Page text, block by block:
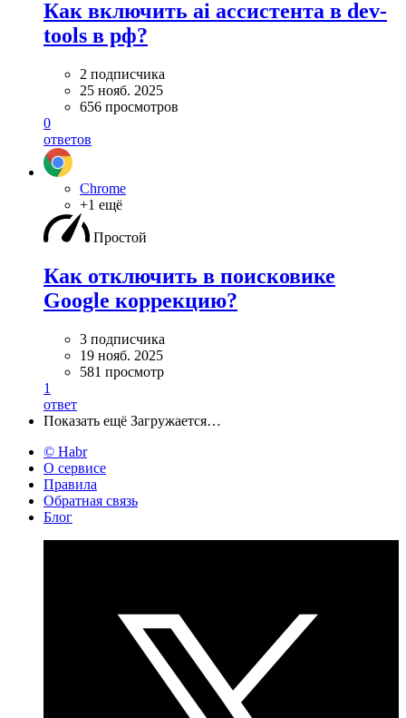
Как включить ai ассистента в dev-
tools в рф?
2 подписчика
25 нояб. 2025
656 просмотров
0
ответов
Chrome
+1 ещё
Простой
Как отключить в поисковике
Google коррекцию?
3 подписчика
19 нояб. 2025
581 просмотр
1
ответ
Показать ещё Загружается…
© Habr
О сервисе
Правила
Обратная связь
Блог